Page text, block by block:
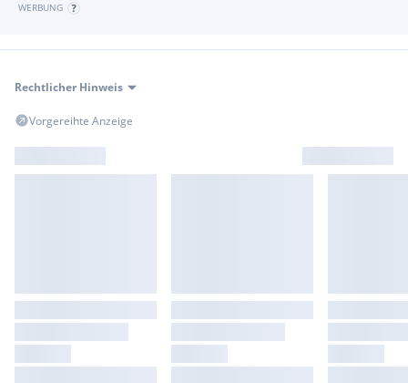
WERBUNG
Rechtlicher Hinweis
Vorgereihte Anzeige